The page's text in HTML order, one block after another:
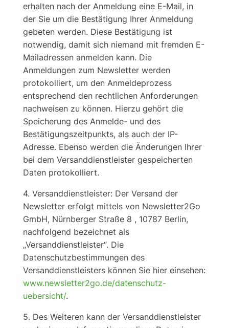
erhalten nach der Anmeldung eine E-Mail, in
der Sie um die Bestätigung Ihrer Anmeldung
gebeten werden. Diese Bestätigung ist
notwendig, damit sich niemand mit fremden E-
Mailadressen anmelden kann. Die
Anmeldungen zum Newsletter werden
protokolliert, um den Anmeldeprozess
entsprechend den rechtlichen Anforderungen
nachweisen zu können. Hierzu gehört die
Speicherung des Anmelde- und des
Bestätigungszeitpunkts, als auch der IP-
Adresse. Ebenso werden die Änderungen Ihrer
bei dem Versanddienstleister gespeicherten
Daten protokolliert.
4. Versanddienstleister: Der Versand der
Newsletter erfolgt mittels von Newsletter2Go
GmbH, Nürnberger Straße 8 , 10787 Berlin,
nachfolgend bezeichnet als
„Versanddienstleister“. Die
Datenschutzbestimmungen des
Versanddienstleisters können Sie hier einsehen:
www.newsletter2go.de/datenschutz-
uebersicht/.
5. Des Weiteren kann der Versanddienstleister